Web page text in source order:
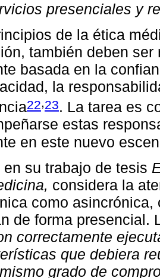
presenciales y
de la ética
también deben
basada en la
la
22,23. La tarea es
estas
en este nuevo
en su trabajo de tesis
considera la
como
de forma presencial.
correctamente
que debiera
grado de